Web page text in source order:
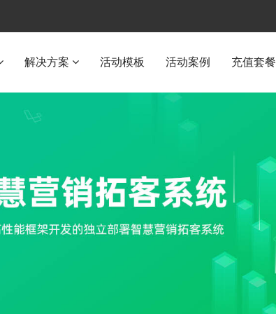
解决方案 活动模板 活动案例 充值套餐